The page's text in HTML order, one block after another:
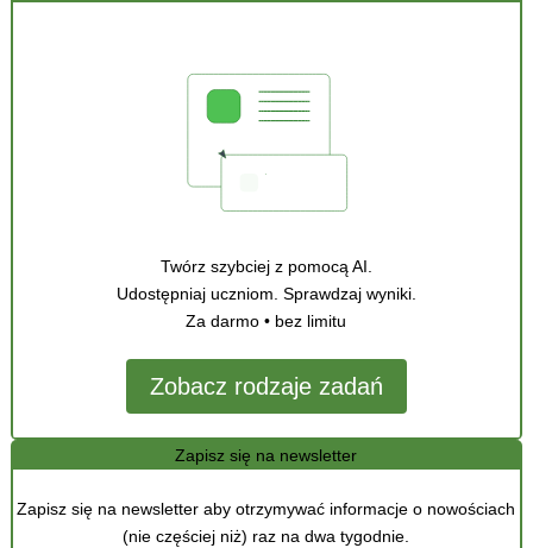
Twórz szybciej z pomocą AI.
Udostępniaj uczniom. Sprawdzaj wyniki.
Za darmo • bez limitu
Zobacz rodzaje zadań
Zapisz się na newsletter
Zapisz się na newsletter aby otrzymywać informacje o nowościach
(nie częściej niż) raz na dwa tygodnie.